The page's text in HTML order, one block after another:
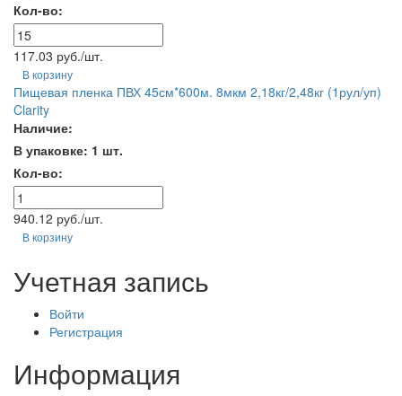
Кол-во:
117.03 руб./шт.
В корзину
Пищевая пленка ПВХ 45см*600м. 8мкм 2,18кг/2,48кг (1рул/уп)
Clarity
Наличие:
В упаковке: 1 шт.
Кол-во:
940.12 руб./шт.
В корзину
Учетная запись
Войти
Регистрация
Информация